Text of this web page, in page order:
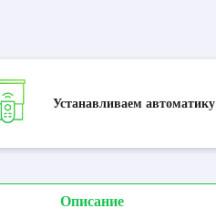
Устанавливаем автоматику
Описание